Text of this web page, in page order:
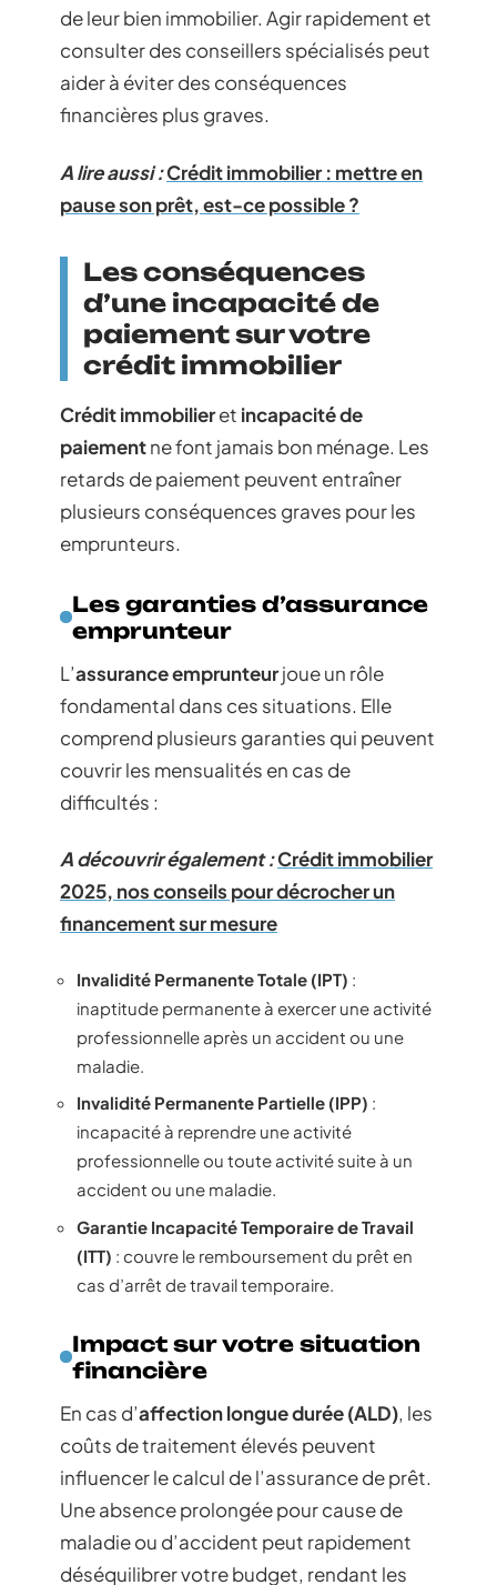
de leur bien immobilier. Agir rapidement et
consulter des conseillers spécialisés peut
aider à éviter des conséquences
financières plus graves.
A lire aussi :Crédit immobilier : mettre en
pause son prêt, est-ce possible ?
Les conséquences
d’une incapacité de
paiement sur votre
crédit immobilier
Crédit immobilieret incapacité de
paiementne font jamais bon ménage. Les
retards de paiement peuvent entraîner
plusieurs conséquences graves pour les
emprunteurs.
Les garanties d’assurance
emprunteur
L’assurance emprunteurjoue un rôle
fondamental dans ces situations. Elle
comprend plusieurs garanties qui peuvent
couvrir les mensualités en cas de
difficultés :
A découvrir également :Crédit immobilier
2025, nos conseils pour décrocher un
financement sur mesure
Invalidité Permanente Totale (IPT) :
inaptitude permanente à exercer une activité
professionnelle après un accident ou une
maladie.
Invalidité Permanente Partielle (IPP) :
incapacité à reprendre une activité
professionnelle ou toute activité suite à un
accident ou une maladie.
Garantie Incapacité Temporaire de Travail
(ITT) : couvre le remboursement du prêt en
cas d’arrêt de travail temporaire.
Impact sur votre situation
financière
En cas d’affection longue durée (ALD), les
coûts de traitement élevés peuvent
influencer le calcul de l’assurance de prêt.
Une absence prolongée pour cause de
maladie ou d’accident peut rapidement
déséquilibrer votre budget, rendant les